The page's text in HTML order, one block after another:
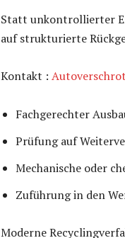
Statt unkontrollierter
auf strukturierte
Kontakt :
Fachgerechter
Prüfung auf
Mechanische oder
Zuführung in den
Moderne